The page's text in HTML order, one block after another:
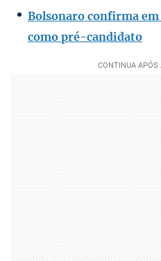
Bolsonaro confirma
como pré-candidato